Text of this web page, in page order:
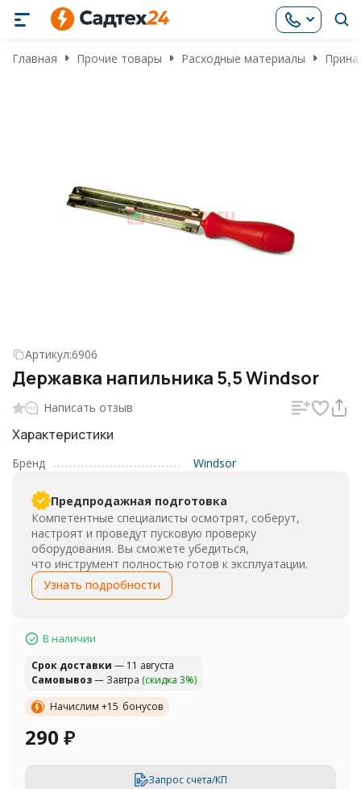
Главная Прочие товары Расходные материалы
Артикул:6906
Державка напильника 5,5 Windsor
Написать отзыв
Характеристики
Бренд Windsor
Предпродажная подготовка
Компетентные специалисты осмотрят, соберут,
настроят и проведут пусковую проверку
оборудования. Вы сможете убедиться,
что инструмент полностью готов к эксплуатации.
Узнать подробности
В наличии
Cрок доставки — 11 августа
Самовывоз— Завтра (скидка 3%)
Начислим +15 бонусов
290 ₽
Запрос счета/КП